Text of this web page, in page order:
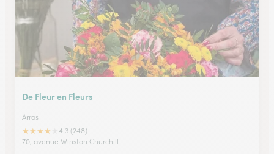
De Fleur en Fleurs
Arras
★★★★
4.3 (248)
70, avenue Winston Churchill